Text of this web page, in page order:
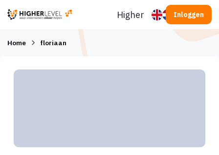
Higherlevel Inloggen
Home floriaan